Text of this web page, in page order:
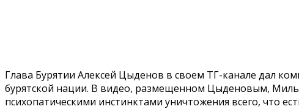
Глава Бурятии Алексей Цыденов в своем ТГ-канале дал
бурятской нации. В видео, размещенном Цыденовым,
психопатическими инстинктами уничтожения всего, что